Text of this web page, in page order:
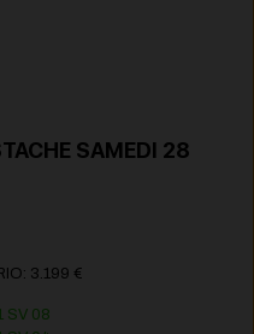
SAMEDI 28
3.199 €